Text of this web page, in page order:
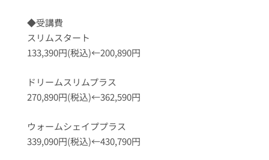
◆受講費
スリムスタート
133,390円(税込)←200,890円
ドリームスリムプラス
270,890円(税込)←362,590円
ウォームシェイププラス
339,090円(税込)←430,790円